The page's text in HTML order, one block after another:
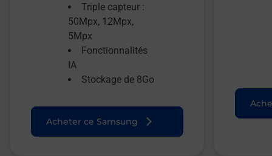
Triple capteur :
50Mpx, 12Mpx,
5Mpx
Fonctionnalités
IA
Stockage de 8Go
Acheter ce Samsung